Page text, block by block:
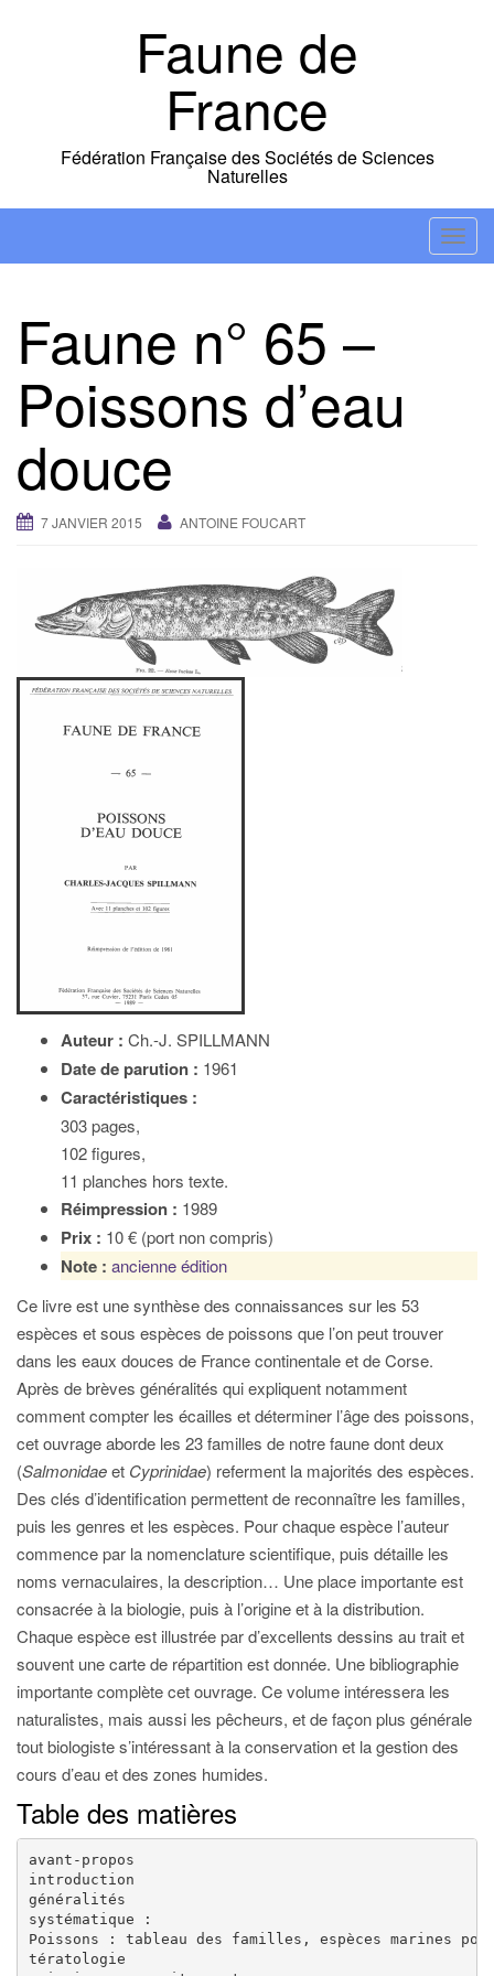
Faune de
France
Fédération Française des Sociétés de Sciences
Naturelles
T
o
Faune n° 65 –
Poissons d’eau
douce
7 JANVIER 2015 ANTOINE FOUCART
Auteur : Ch.-J. SPILLMANN
Date de parution : 1961
Caractéristiques :
303 pages,
102 figures,
11 planches hors texte.
Réimpression : 1989
Prix : 10 € (port non compris)
Note : ancienne édition
Ce livre est une synthèse des connaissances sur les 53
espèces et sous espèces de poissons que l’on peut trouver
dans les eaux douces de France continentale et de Corse.
Après de brèves généralités qui expliquent notamment
comment compter les écailles et déterminer l’âge des poissons,
cet ouvrage aborde les 23 familles de notre faune dont deux
(Salmonidaeet Cyprinidae) referment la majorités des espèces.
Des clés d’identification permettent de reconnaître les familles,
puis les genres et les espèces. Pour chaque espèce l’auteur
commence par la nomenclature scientifique, puis détaille les
noms vernaculaires, la description… Une place importante est
consacrée à la biologie, puis à l’origine et à la distribution.
Chaque espèce est illustrée par d’excellents dessins au trait et
souvent une carte de répartition est donnée. Une bibliographie
importante complète cet ouvrage. Ce volume intéressera les
naturalistes, mais aussi les pêcheurs, et de façon plus générale
tout biologiste s’intéressant à la conservation et la gestion des
cours d’eau et des zones humides.
Table des matières
avant-propos
introduction
généralités
systématique :
Poissons : tableau des familles, espèces marines
tératologie